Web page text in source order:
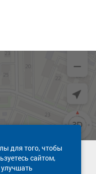
для того, чтобы
сайтом,
сайта